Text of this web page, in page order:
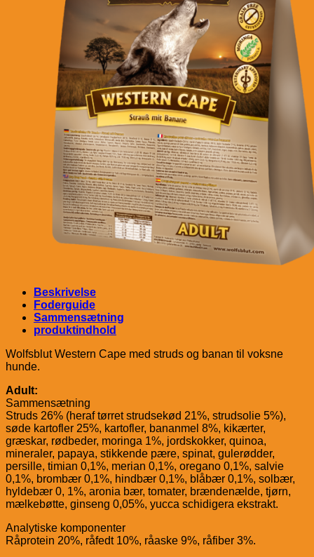
Beskrivelse
Foderguide
Sammensætning
produktindhold
Wolfsblut Western Cape med struds og banan til voksne
hunde.
Adult:
Sammensætning
Struds 26% (heraf tørret strudsekød 21%, strudsolie 5%),
søde kartofler 25%, kartofler, bananmel 8%, kikærter,
græskar, rødbeder, moringa 1%, jordskokker, quinoa,
mineraler, papaya, stikkende pære, spinat, gulerødder,
persille, timian 0,1%, merian 0,1%, oregano 0,1%, salvie
0,1%, brombær 0,1%, hindbær 0,1%, blåbær 0,1%, solbær,
hyldebær 0, 1%, aronia bær, tomater, brændenælde, tjørn,
mælkebøtte, ginseng 0,05%, yucca schidigera ekstrakt.
Analytiske komponenter
Råprotein 20%, råfedt 10%, råaske 9%, råfiber 3%.